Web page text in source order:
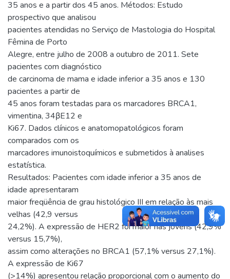
35 anos e a partir dos 45 anos. Métodos: Estudo
prospectivo que analisou
pacientes atendidas no Serviço de Mastologia do Hospital
Fêmina de Porto
Alegre, entre julho de 2008 a outubro de 2011. Sete
pacientes com diagnóstico
de carcinoma de mama e idade inferior a 35 anos e 130
pacientes a partir de
45 anos foram testadas para os marcadores BRCA1,
vimentina, 34βE12 e
Ki67. Dados clínicos e anatomopatológicos foram
comparados com os
marcadores imunoistoquímicos e submetidos à analises
estatística.
Resultados: Pacientes com idade inferior a 35 anos de
idade apresentaram
maior freqüência de grau histológico III em relação às mais
velhas (42,9 versus
24,2%). A expressão de HER2 foi maior nas jovens (42,9%
versus 15,7%),
assim como alterações no BRCA1 (57,1% versus 27,1%).
A expressão de Ki67
(>14%) apresentou relação proporcional com o aumento do